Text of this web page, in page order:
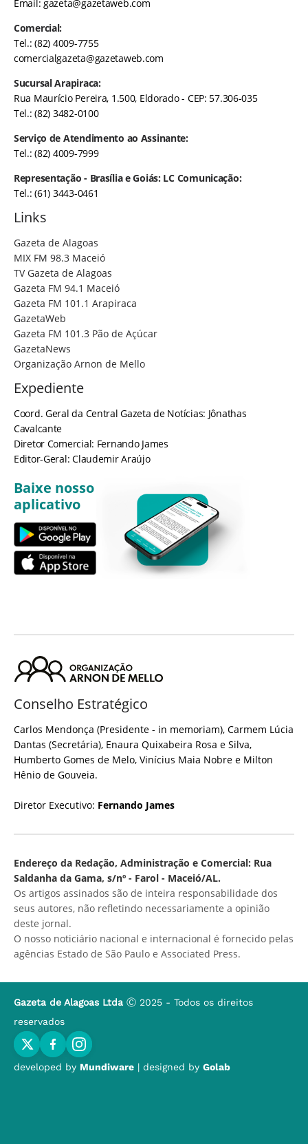
Email:gazeta@gazetaweb.com
Comercial:
Tel.: (82) 4009-7755
comercialgazeta@gazetaweb.com
Sucursal Arapiraca:
Rua Maurício Pereira, 1.500, Eldorado - CEP: 57.306-035
Tel.: (82) 3482-0100
Serviço de Atendimento ao Assinante:
Tel.: (82) 4009-7999
Representação - Brasília e Goiás: LC Comunicação:
Tel.: (61) 3443-0461
Links
Gazeta de Alagoas
MIX FM 98.3 Maceió
TV Gazeta de Alagoas
Gazeta FM 94.1 Maceió
Gazeta FM 101.1 Arapiraca
GazetaWeb
Gazeta FM 101.3 Pão de Açúcar
GazetaNews
Organização Arnon de Mello
Expediente
Coord. Geral da Central Gazeta de Notícias: Jônathas
Cavalcante
Diretor Comercial: Fernando James
Editor-Geral: Claudemir Araújo
Baixe nosso
aplicativo
Conselho Estratégico
Carlos Mendonça (Presidente - in memoriam), Carmem Lúcia
Dantas (Secretária), Enaura Quixabeira Rosa e Silva,
Humberto Gomes de Melo, Vinícius Maia Nobre e Milton
Hênio de Gouveia.
Diretor Executivo: Fernando James
Endereço da Redação, Administração e Comercial: Rua
Saldanha da Gama, s/nº - Farol - Maceió/AL.
Os artigos assinados são de inteira responsabilidade dos
seus autores, não refletindo necessariamente a opinião
deste jornal.
O nosso noticiário nacional e internacional é fornecido pelas
agências Estado de São Paulo e Associated Press.
Gazeta de Alagoas Ltda Ⓒ 2025 - Todos os direitos
reservados
developed by Mundiware | designed by Golab